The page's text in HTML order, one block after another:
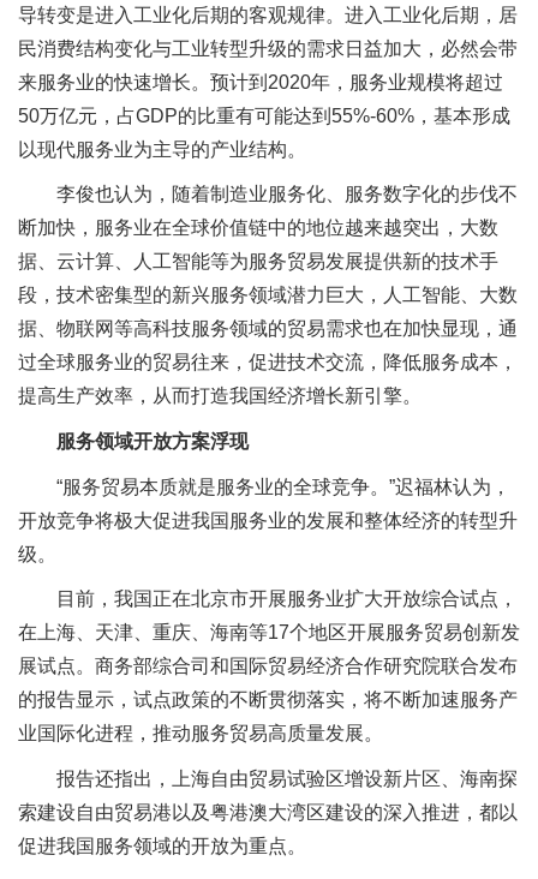
导转变是进入工业化后期的客观规律。进入工业化后期，居
民消费结构变化与工业转型升级的需求日益加大，必然会带
来服务业的快速增长。预计到2020年，服务业规模将超过
50万亿元，占GDP的比重有可能达到55%-60%，基本形成
以现代服务业为主导的产业结构。
李俊也认为，随着制造业服务化、服务数字化的步伐不
断加快，服务业在全球价值链中的地位越来越突出，大数
据、云计算、人工智能等为服务贸易发展提供新的技术手
段，技术密集型的新兴服务领域潜力巨大，人工智能、大数
据、物联网等高科技服务领域的贸易需求也在加快显现，通
过全球服务业的贸易往来，促进技术交流，降低服务成本，
提高生产效率，从而打造我国经济增长新引擎。
服务领域开放方案浮现
“服务贸易本质就是服务业的全球竞争。”迟福林认为，
开放竞争将极大促进我国服务业的发展和整体经济的转型升
级。
目前，我国正在北京市开展服务业扩大开放综合试点，
在上海、天津、重庆、海南等17个地区开展服务贸易创新发
展试点。商务部综合司和国际贸易经济合作研究院联合发布
的报告显示，试点政策的不断贯彻落实，将不断加速服务产
业国际化进程，推动服务贸易高质量发展。
报告还指出，上海自由贸易试验区增设新片区、海南探
索建设自由贸易港以及粤港澳大湾区建设的深入推进，都以
促进我国服务领域的开放为重点。